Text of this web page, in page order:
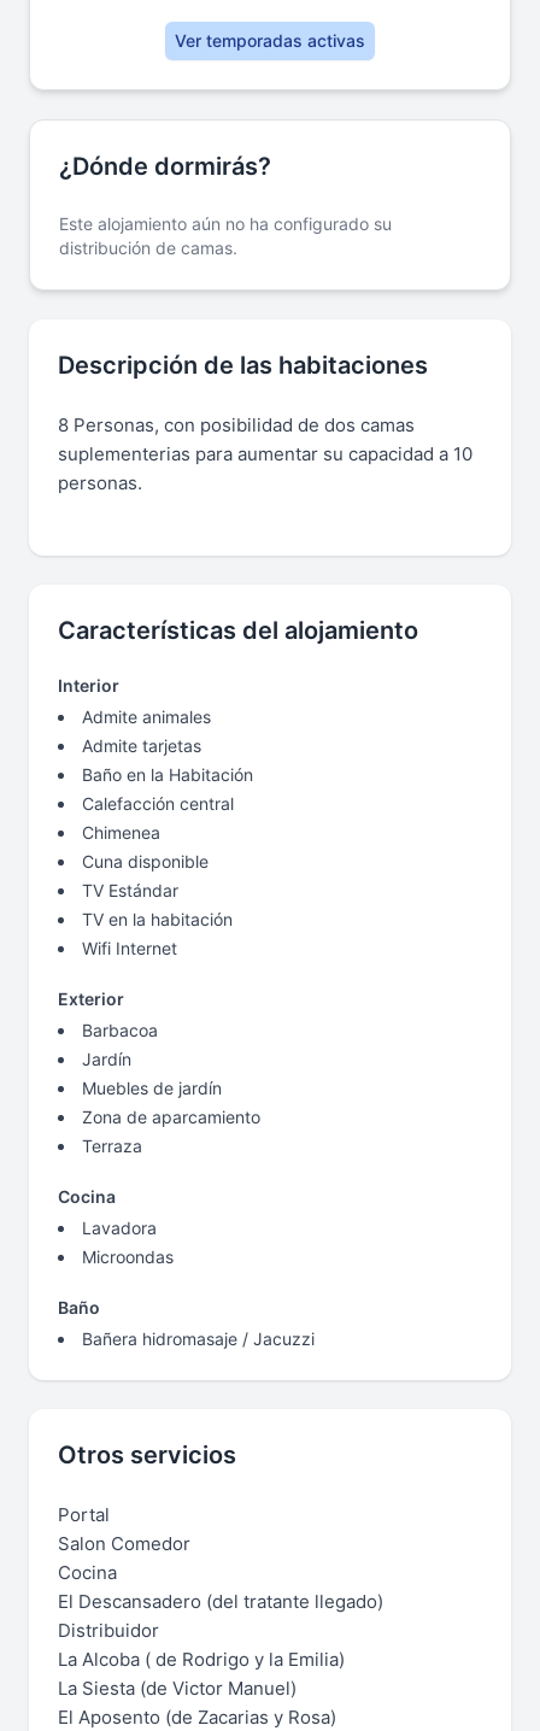
Ver temporadas activas
¿Dónde dormirás?
Este alojamiento aún no ha configurado su
distribución de camas.
Descripción de las habitaciones
8 Personas, con posibilidad de dos camas
suplementerias para aumentar su capacidad a 10
personas.
Características del alojamiento
Interior
Admite animales
Admite tarjetas
Baño en la Habitación
Calefacción central
Chimenea
Cuna disponible
TV Estándar
TV en la habitación
Wifi Internet
Exterior
Barbacoa
Jardín
Muebles de jardín
Zona de aparcamiento
Terraza
Cocina
Lavadora
Microondas
Baño
Bañera hidromasaje / Jacuzzi
Otros servicios
Portal
Salon Comedor
Cocina
El Descansadero (del tratante llegado)
Distribuidor
La Alcoba ( de Rodrigo y la Emilia)
La Siesta (de Victor Manuel)
El Aposento (de Zacarias y Rosa)